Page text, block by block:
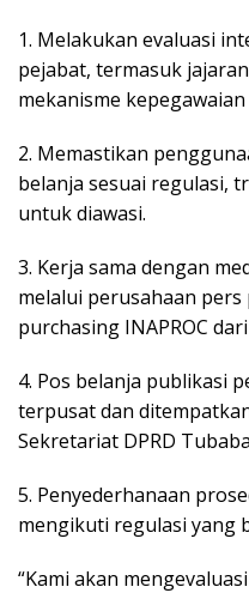
1. Melakukan evaluasi
pejabat, termasuk
mekanisme
2. Memastikan
belanja sesuai regulasi,
untuk diawasi.
3. Kerja sama dengan
melalui perusahaan
purchasing INAPROC dari
4. Pos belanja publikasi
terpusat dan
Sekretariat DPRD
5. Penyederhanaan
mengikuti regulasi yang
“Kami akan